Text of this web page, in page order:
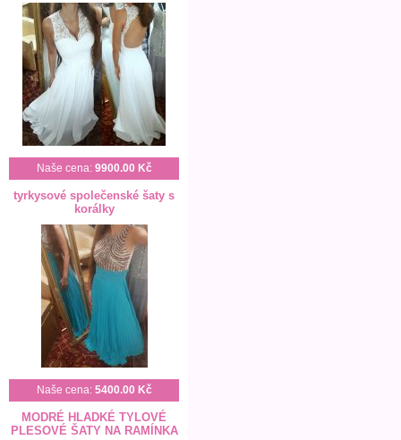
Naše cena: 9900.00 Kč
tyrkysové společenské šaty s
korálky
Naše cena: 5400.00 Kč
MODRÉ HLADKÉ TYLOVÉ
PLESOVÉ ŠATY NA RAMÍNKA